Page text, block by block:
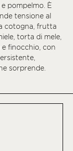
pompelmo. È
tensione al
cotogna, frutta
torta di mele,
e finocchio, con
sorprende.